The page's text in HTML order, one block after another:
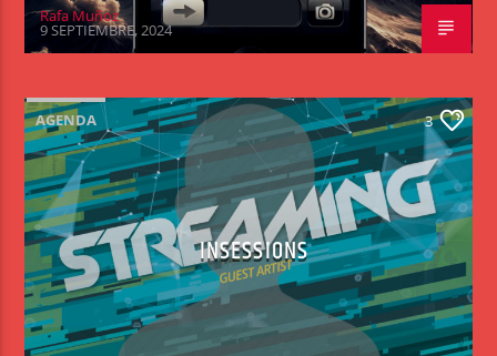
Rafa Muñoz
9 SEPTIEMBRE, 2024
AGENDA 3
INSESSIONS